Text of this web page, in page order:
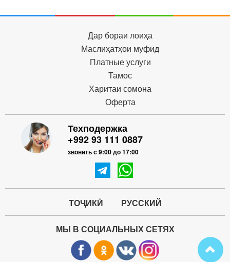
Дар бораи лоиҳа
Маслиҳатҳои муфид
Платные услуги
Тамос
Харитаи сомона
Оферта
Техподержка
+992 93 111 0887
звонить с 9:00 до 17:00
ТОҶИКӢ РУССКИЙ
МЫ В СОЦИАЛЬНЫХ СЕТЯХ